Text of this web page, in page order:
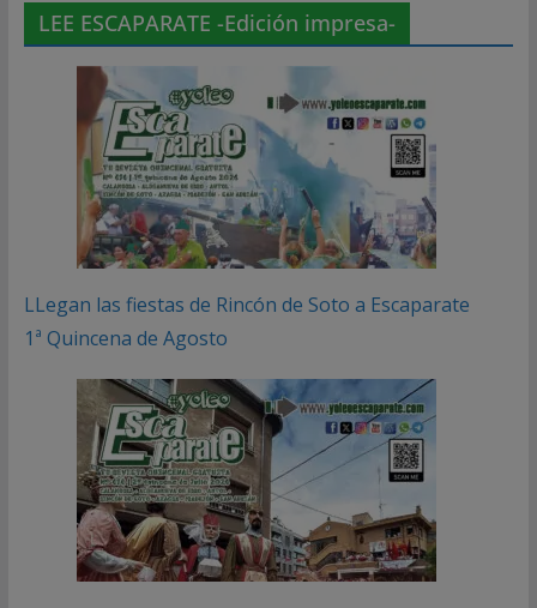
LEE ESCAPARATE -Edición impresa-
LLegan las fiestas de Rincón de Soto a Escaparate
1ª Quincena de Agosto